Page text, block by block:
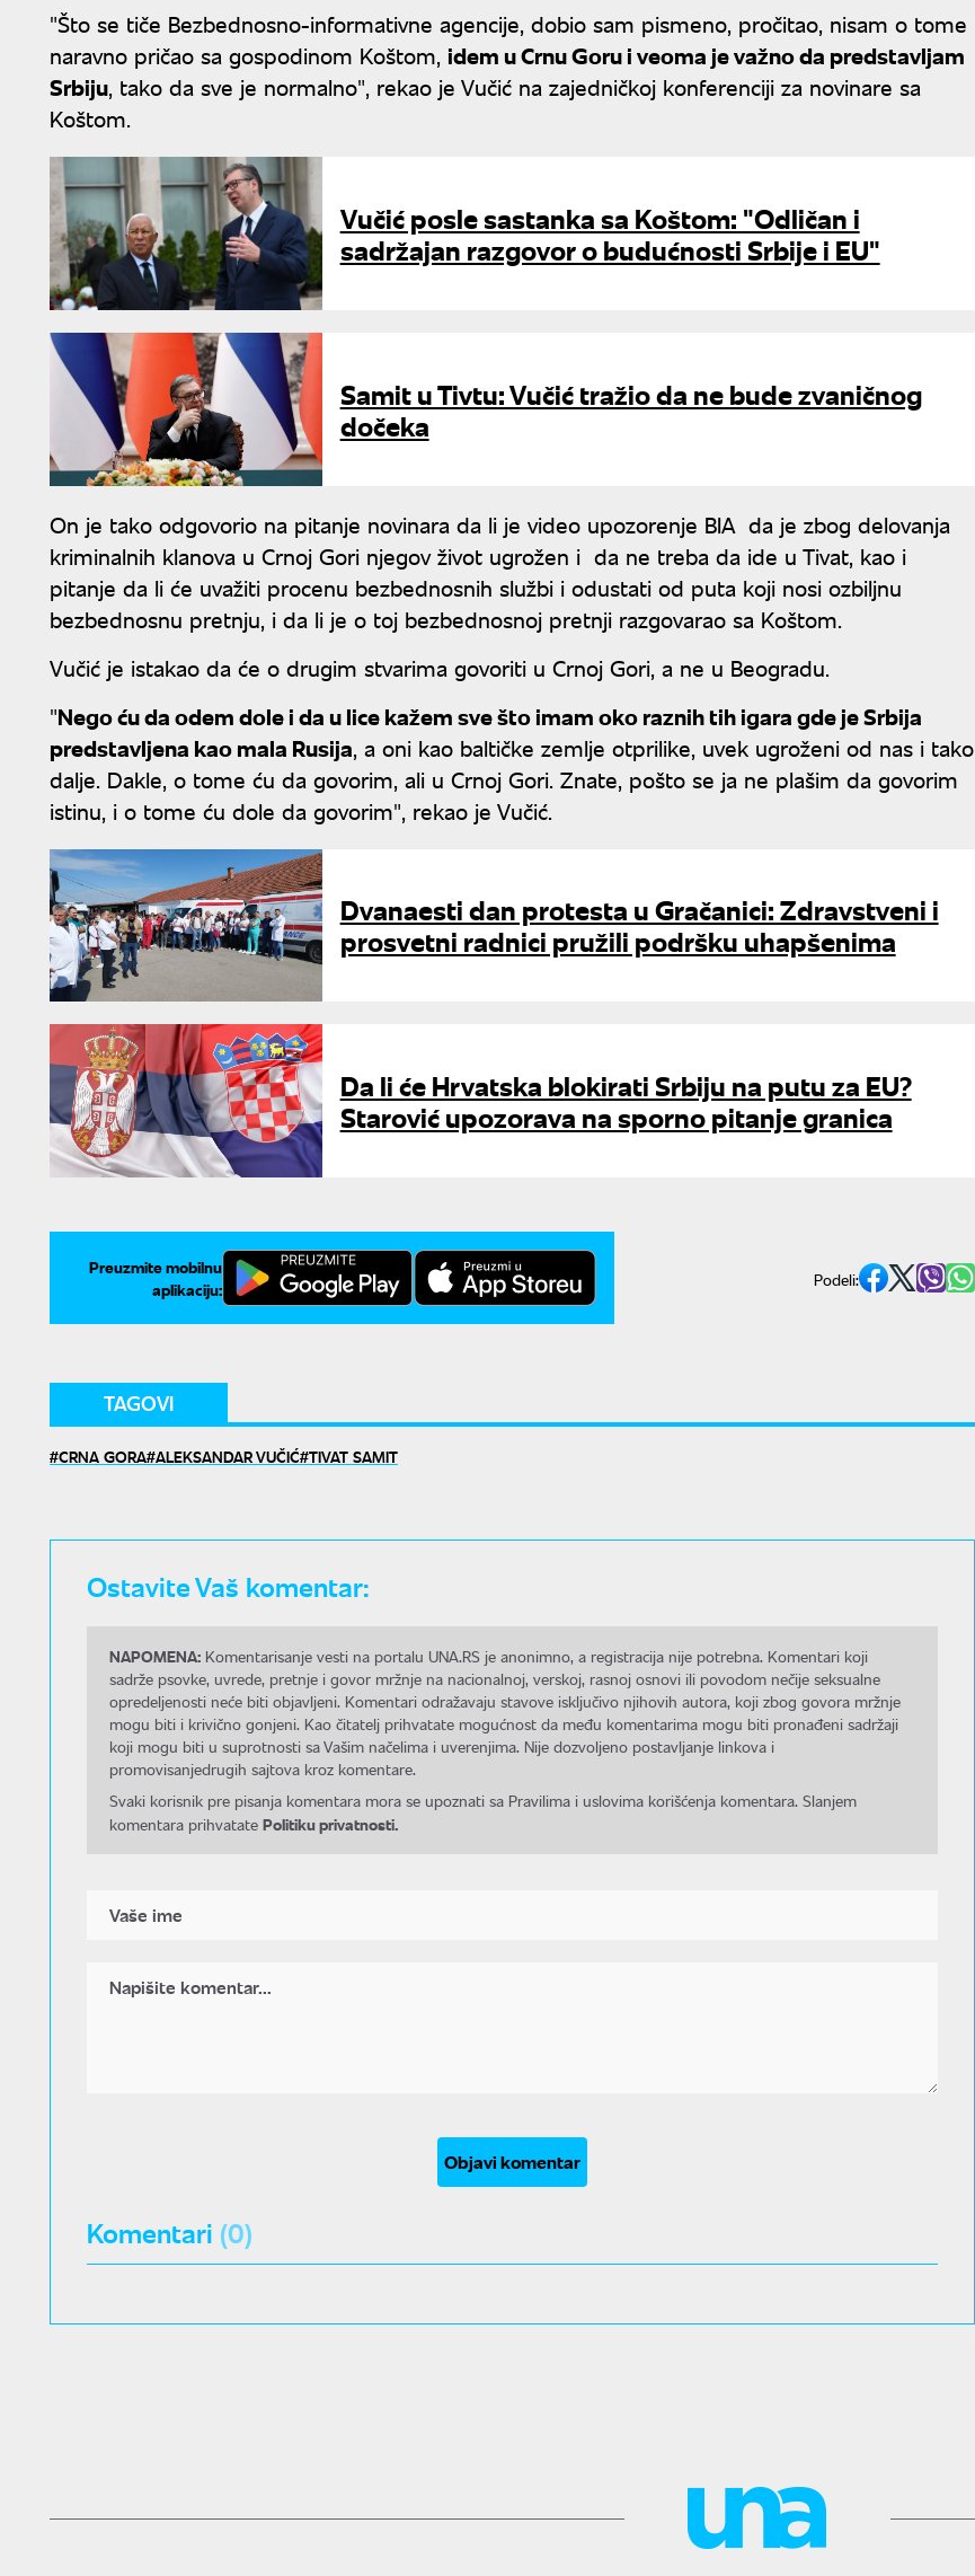
"Što se tiče Bezbednosno-informativne agencije, dobio sam pismeno, pročitao, nisam o tome
naravno pričao sa gospodinom Koštom, idem u Crnu Goru i veoma je važno da predstavljam
Srbiju, tako da sve je normalno", rekao je Vučić na zajedničkoj konferenciji za novinare sa
Koštom.
Vučić posle sastanka sa Koštom: "Odličan i
sadržajan razgovor o budućnosti Srbije i EU"
Samit u Tivtu: Vučić tražio da ne bude zvaničnog
dočeka
On je tako odgovorio na pitanje novinara da li je video upozorenje BIA da je zbog delovanja
kriminalnih klanova u Crnoj Gori njegov život ugrožen i da ne treba da ide u Tivat, kao i
pitanje da li će uvažiti procenu bezbednosnih službi i odustati od puta koji nosi ozbiljnu
bezbednosnu pretnju, i da li je o toj bezbednosnoj pretnji razgovarao sa Koštom.
Vučić je istakao da će o drugim stvarima govoriti u Crnoj Gori, a ne u Beogradu.
"Nego ću da odem dole i da u lice kažem sve što imam oko raznih tih igara gde je Srbija
predstavljena kao mala Rusija, a oni kao baltičke zemlje otprilike, uvek ugroženi od nas i tako
dalje. Dakle, o tome ću da govorim, ali u Crnoj Gori. Znate, pošto se ja ne plašim da govorim
istinu, i o tome ću dole da govorim", rekao je Vučić.
Dvanaesti dan protesta u Gračanici: Zdravstveni i
prosvetni radnici pružili podršku uhapšenima
Da li će Hrvatska blokirati Srbiju na putu za EU?
Starović upozorava na sporno pitanje granica
Preuzmite mobilnu
aplikaciju:
Podeli:
TAGOVI
CRNA GORA ALEKSANDAR VUČIĆ TIVAT SAMIT
Ostavite Vaš komentar:
NAPOMENA: Komentarisanje vesti na portalu UNA.RS je anonimno, a registracija nije potrebna. Komentari koji
sadrže psovke, uvrede, pretnje i govor mržnje na nacionalnoj, verskoj, rasnoj osnovi ili povodom nečije seksualne
opredeljenosti neće biti objavljeni. Komentari odražavaju stavove isključivo njihovih autora, koji zbog govora mržnje
mogu biti i krivično gonjeni. Kao čitatelj prihvatate mogućnost da među komentarima mogu biti pronađeni sadržaji
koji mogu biti u suprotnosti sa Vašim načelima i uverenjima. Nije dozvoljeno postavljanje linkova i
promovisanjedrugih sajtova kroz komentare.
Svaki korisnik pre pisanja komentara mora se upoznati sa Pravilima i uslovima korišćenja komentara. Slanjem
komentara prihvatate Politiku privatnosti.
Objavi komentar
Komentari (0)